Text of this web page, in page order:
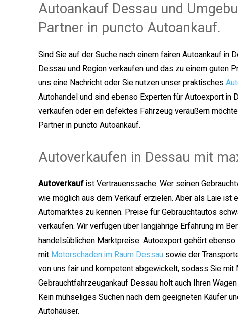
Autoankauf Dessau und
Partner in puncto Autoankauf.
Sind Sie auf der Suche nach einem fairen Autoankauf in
Dessau und Region verkaufen und das zu einem guten
uns eine Nachricht oder Sie nutzen unser praktisches
Autohandel und sind ebenso Experten für Autoexport in
verkaufen oder ein defektes Fahrzeug veräußern
Partner in puncto Autoankauf.
Autoverkaufen in Dessau mit
Autoverkaufist Vertrauenssache. Wer seinen
wie möglich aus dem Verkauf erzielen. Aber als Laie
Automarktes zu kennen. Preise für Gebrauchtautos
verkaufen. Wir verfügen über langjährige Erfahrung im
handelsüblichen Marktpreise. Autoexport gehört
mit Motorschaden im Raum Dessau sowie der
von uns fair und kompetent abgewickelt, sodass Sie mit
Gebrauchtfahrzeugankauf Dessau holt auch Ihren
Kein mühseliges Suchen nach dem geeigneten Käufer
Autohäuser.